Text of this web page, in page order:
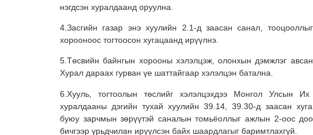
нэгдсэн хуралдаанд оруулна.
4.Засгийн газар энэ хуулийн 2.1-д заасан санал,
хорооноос тогтоосон хугацаанд ирүүлнэ.
5.Төсвийн байнгын хорооны хэлэлцэж, олонхын дэмжлэг
Хурал дараах гурван үе шаттайгаар хэлэлцэн батална.
6.Хууль, тогтоолын төслийг хэлэлцэхдээ Монгол Улсын
хуралдааны дэгийн тухай хуулийн 39.14, 39.30-д заасан
буюу зарчмын зөрүүтэй саналын томьёоллыг ажлын 2-оос
бичгээр урьдчилан ирүүлсэн байх шаардлагыг баримтлахгүй.